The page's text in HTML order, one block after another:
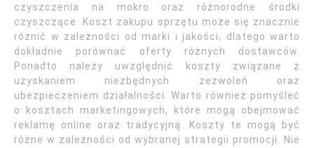
czyszczenia na mokro oraz różnorodne środki
czyszczące. Koszt zakupu sprzętu może się znacznie
różnić w zależności od marki i jakości, dlatego warto
dokładnie porównać oferty różnych dostawców.
Ponadto należy uwzględnić koszty związane z
uzyskaniem niezbędnych zezwoleń oraz
ubezpieczeniem działalności. Warto również pomyśleć
o kosztach marketingowych, które mogą obejmować
reklamę online oraz tradycyjną. Koszty te mogą być
różne w zależności od wybranej strategii promocji. Nie